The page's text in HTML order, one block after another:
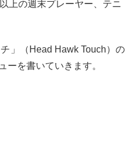
上の週末プレーヤー、テニ
」（Head Hawk Touch）の
ーを書いていきます。